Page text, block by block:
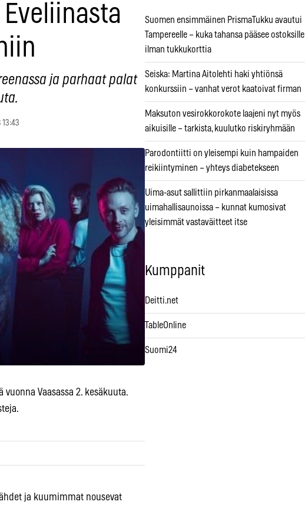
ja parhaat palat
13:43
Vaasassa 2. kesäkuuta.
ja kuumimmat nousevat
Suomen ensimmäinen PrismaTukku avautui
Tampereelle – kuka tahansa pääsee ostoksille
ilman tukkukorttia
Seiska: Martina Aitolehti haki yhtiönsä
konkurssiin – vanhat verot kaatoivat firman
Maksuton vesirokkorokote laajeni nyt myös
aikuisille – tarkista, kuulutko riskiryhmään
Parodontiitti on yleisempi kuin hampaiden
reikiintyminen – yhteys diabetekseen
Uima-asut sallittiin pirkanmaalaisissa
uimahallisaunoissa – kunnat kumosivat
yleisimmät vastaväitteet itse
Kumppanit
Deitti.net
TableOnline
Suomi24